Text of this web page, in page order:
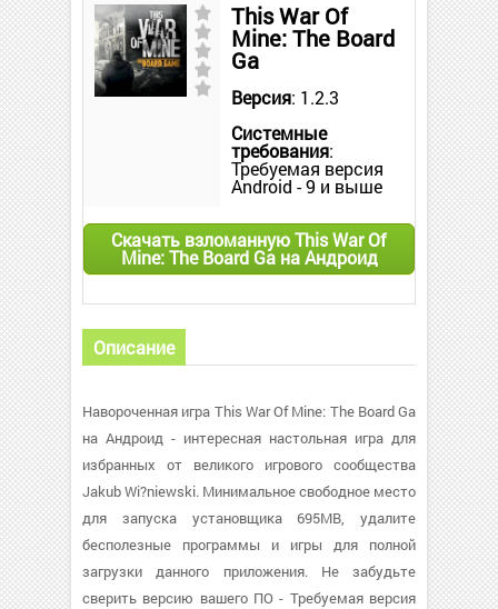
This War Of
Mine: The Board
Ga
Версия: 1.2.3
Системные
требования:
Требуемая версия
Android - 9 и выше
Скачать взломанную This War Of
Mine: The Board Ga на Андроид
Описание
Навороченная игра This War Of Mine: The Board Ga
на Андроид - интересная настольная игра для
избранных от великого игрового сообщества
Jakub Wi?niewski. Минимальное свободное место
для запуска установщика 695MB, удалите
бесполезные программы и игры для полной
загрузки данного приложения. Не забудьте
сверить версию вашего ПО - Требуемая версия